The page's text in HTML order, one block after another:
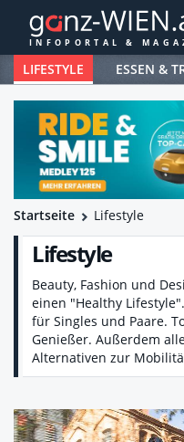
LIFESTYLE ESSEN &
Startseite Lifestyle
Lifestyle
Beauty, Fashion und
einen "Healthy
für Singles und Paare.
Genießer. Außerdem
Alternativen zur